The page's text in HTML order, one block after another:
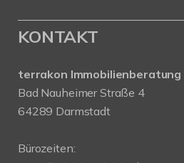
KONTAKT
terrakon Immobilienberatung
Bad Nauheimer Straße 4
64289 Darmstadt
Bürozeiten: